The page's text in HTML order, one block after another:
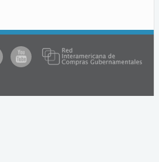
@comprasgubuy
ACCE
Youtube